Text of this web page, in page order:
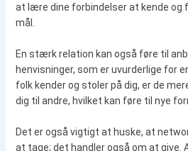
at lære dine forbindelser at kende og
mål.
En stærk relation kan også føre til
henvisninger, som er uvurderlige for
folk kender og stoler på dig, er de
dig til andre, hvilket kan føre til nye
Det er også vigtigt at huske, at
at tage; det handler også om at give.